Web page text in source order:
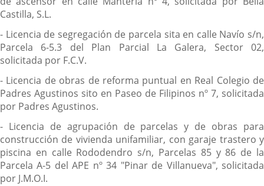
Castilla, S.L.
- Licencia de segregación de parcela sita en calle Navío s/n,
Parcela 6-5.3 del Plan Parcial La Galera, Sector 02,
solicitada por F.C.V.
- Licencia de obras de reforma puntual en Real Colegio de
Padres Agustinos sito en Paseo de Filipinos nº 7, solicitada
por Padres Agustinos.
- Licencia de agrupación de parcelas y de obras para
construcción de vivienda unifamiliar, con garaje trastero y
piscina en calle Rododendro s/n, Parcelas 85 y 86 de la
Parcela A-5 del APE nº 34 "Pinar de Villanueva", solicitada
por J.M.O.I.